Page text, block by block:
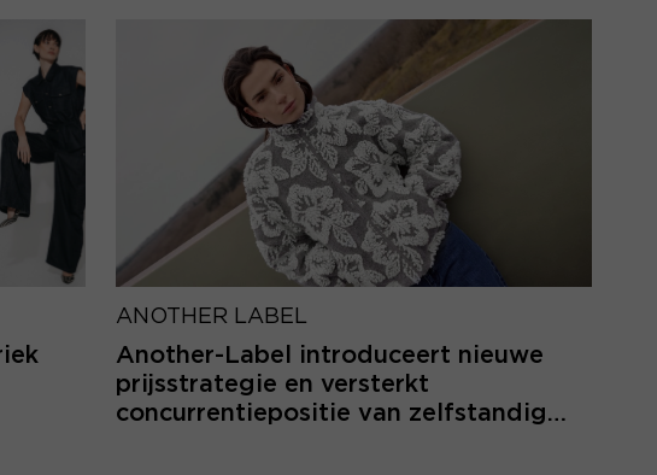
ANOTHER LABEL
Another-Label introduceert nieuwe
prijsstrategie en versterkt
concurrentiepositie van zelfstandige